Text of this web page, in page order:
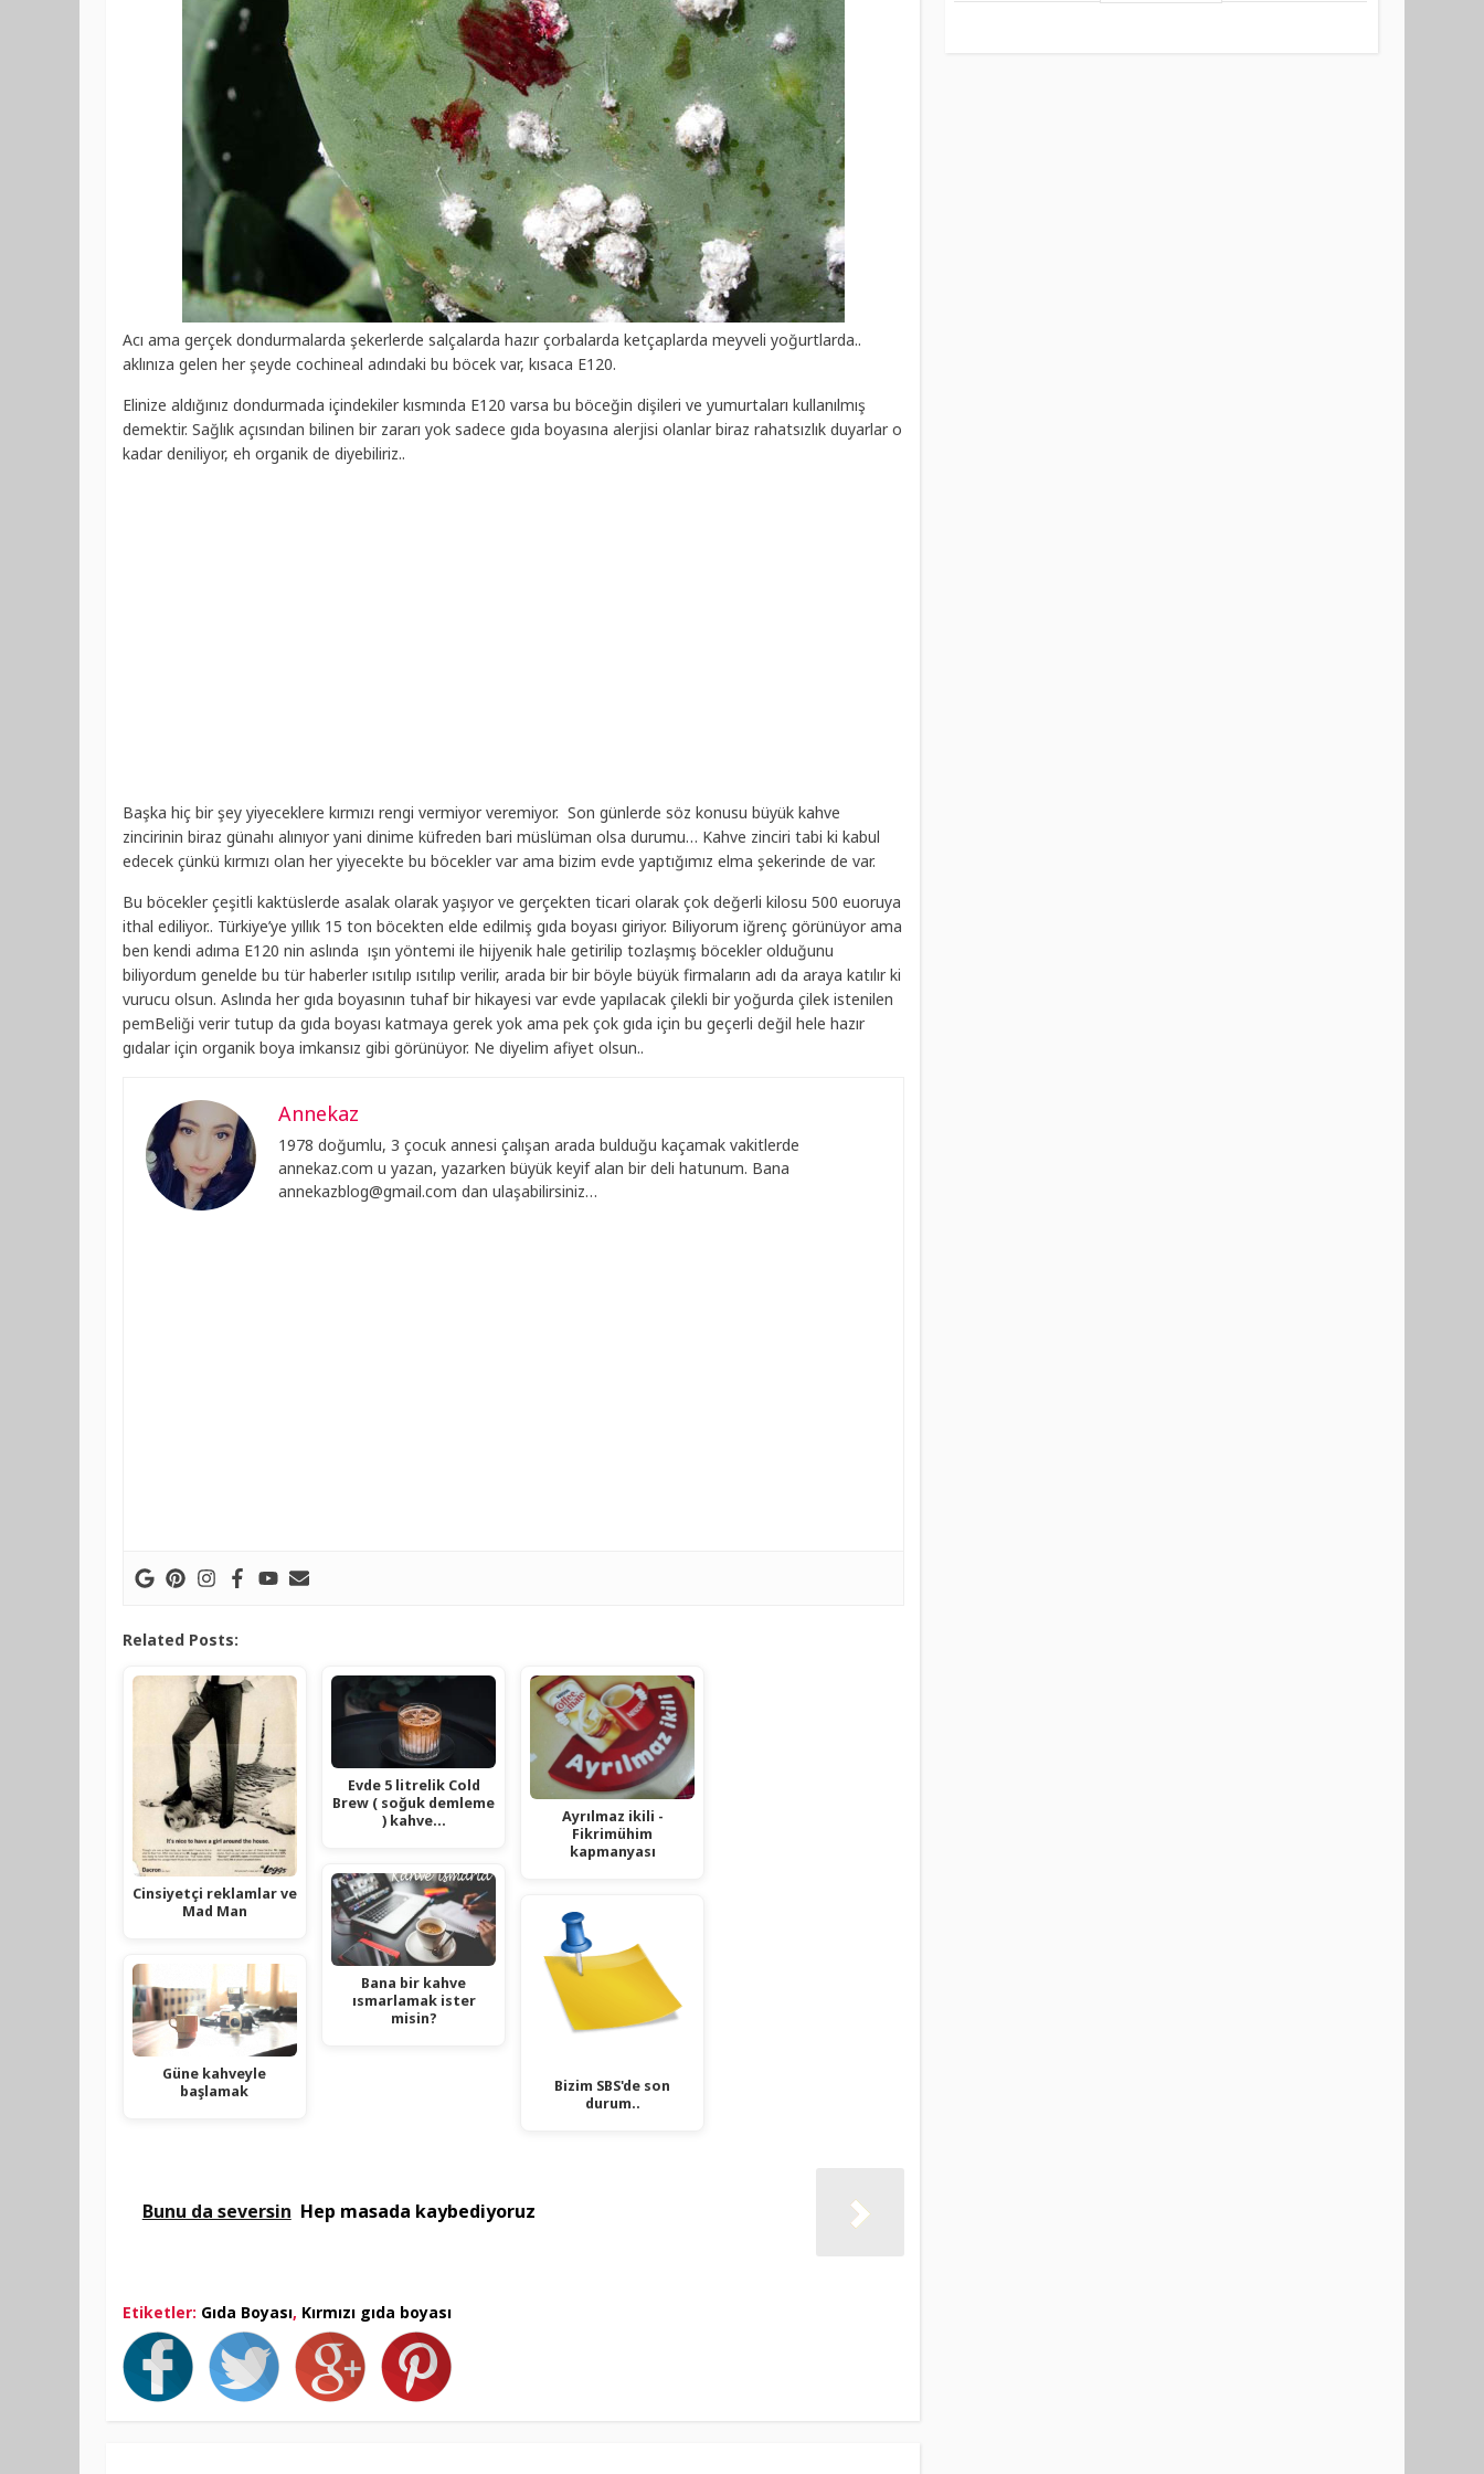
Acı ama gerçek dondurmalarda şekerlerde salçalarda hazır çorbalarda ketçaplarda meyveli yoğurtlarda..
aklınıza gelen her şeyde cochineal adındaki bu böcek var, kısaca E120.
Elinize aldığınız dondurmada içindekiler kısmında E120 varsa bu böceğin dişileri ve yumurtaları kullanılmış
demektir. Sağlık açısından bilinen bir zararı yok sadece gıda boyasına alerjisi olanlar biraz rahatsızlık duyarlar o
kadar deniliyor, eh organik de diyebiliriz..
Başka hiç bir şey yiyeceklere kırmızı rengi vermiyor veremiyor. Son günlerde söz konusu büyük kahve
zincirinin biraz günahı alınıyor yani dinime küfreden bari müslüman olsa durumu… Kahve zinciri tabi ki kabul
edecek çünkü kırmızı olan her yiyecekte bu böcekler var ama bizim evde yaptığımız elma şekerinde de var.
Bu böcekler çeşitli kaktüslerde asalak olarak yaşıyor ve gerçekten ticari olarak çok değerli kilosu 500 euoruya
ithal ediliyor.. Türkiye’ye yıllık 15 ton böcekten elde edilmiş gıda boyası giriyor. Biliyorum iğrenç görünüyor ama
ben kendi adıma E120 nin aslında ışın yöntemi ile hijyenik hale getirilip tozlaşmış böcekler olduğunu
biliyordum genelde bu tür haberler ısıtılıp ısıtılıp verilir, arada bir bir böyle büyük firmaların adı da araya katılır ki
vurucu olsun. Aslında her gıda boyasının tuhaf bir hikayesi var evde yapılacak çilekli bir yoğurda çilek istenilen
pemBeliği verir tutup da gıda boyası katmaya gerek yok ama pek çok gıda için bu geçerli değil hele hazır
gıdalar için organik boya imkansız gibi görünüyor. Ne diyelim afiyet olsun..
Annekaz
1978 doğumlu, 3 çocuk annesi çalışan arada bulduğu kaçamak vakitlerde
annekaz.com u yazan, yazarken büyük keyif alan bir deli hatunum. Bana
annekazblog@gmail.com dan ulaşabilirsiniz…
Related Posts:
Cinsiyetçi reklamlar ve
Mad Man
Güne kahveyle
başlamak
Evde 5 litrelik Cold
Brew ( soğuk demleme
) kahve…
Bana bir kahve
ısmarlamak ister
misin?
Ayrılmaz ikili -
Fikrimühim
kapmanyası
Bizim SBS'de son
durum..
Bunu da seversin Hep masada kaybediyoruz
Etiketler: Gıda Boyası, Kırmızı gıda boyası